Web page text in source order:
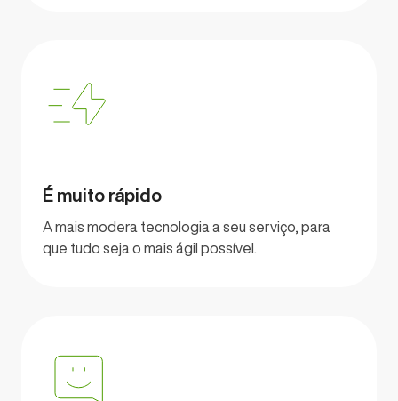
É muito rápido
A mais modera tecnologia a seu serviço, para
que tudo seja o mais ágil possível.